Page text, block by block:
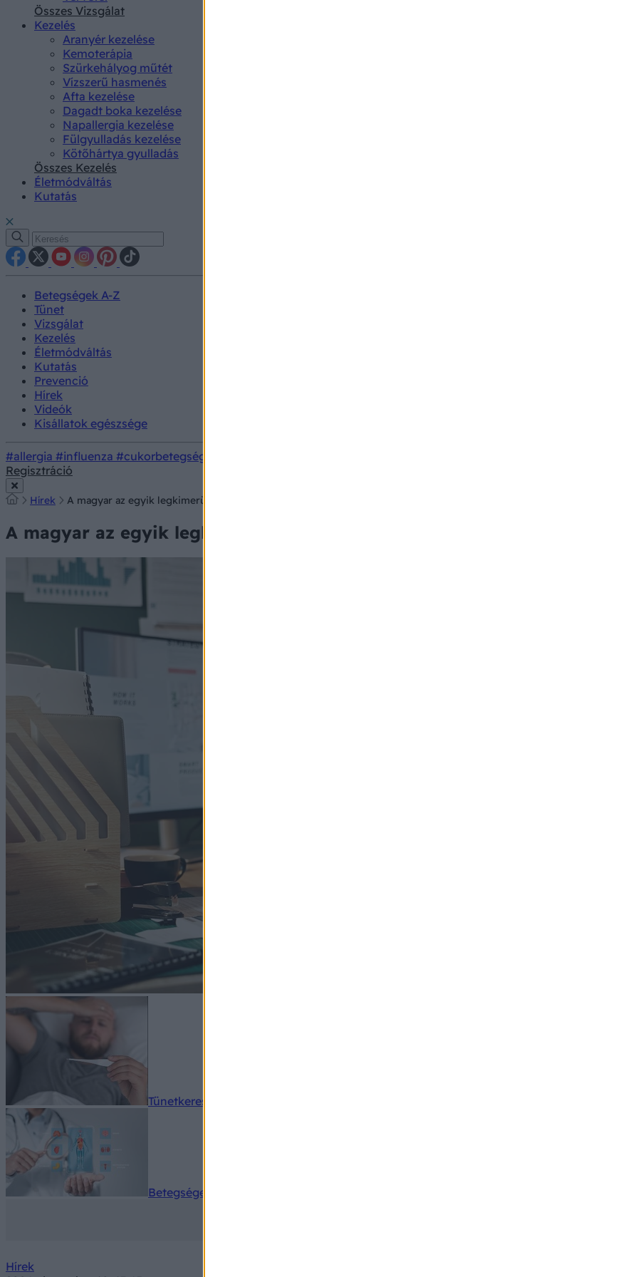
Összes Vizsgálat
Kezelés
Aranyér kezelése
Kemoterápia
Szürkehályog műtét
Vízszerű hasmenés
Afta kezelése
Dagadt boka kezelése
Napallergia kezelése
Fülgyulladás kezelése
Kötőhártya gyulladás
Összes Kezelés
Életmódváltás
Kutatás
Betegségek A-Z
Tünet
Vizsgálat
Kezelés
Életmódváltás
Kutatás
Prevenció
Hírek
Videók
Kisállatok egészsége
#allergia #influenza #cukorbetegség
Regisztráció
Hírek A magyar az egyik legkimerültebb nemzet a világon
A magyar az egyik legkimerültebb nemzet a világon
Tünetkereső
Betegségek A-Z
Hírek